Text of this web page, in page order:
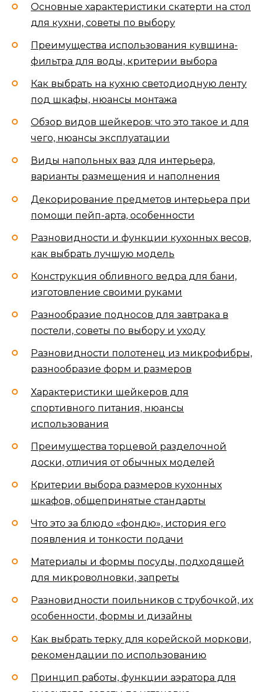
Основные характеристики скатерти на стол
для кухни, советы по выбору
Преимущества использования кувшина-
фильтра для воды, критерии выбора
Как выбрать на кухню светодиодную ленту
под шкафы, нюансы монтажа
Обзор видов шейкеров: что это такое и для
чего, нюансы эксплуатации
Виды напольных ваз для интерьера,
варианты размещения и наполнения
Декорирование предметов интерьера при
помощи пейп-арта, особенности
Разновидности и функции кухонных весов,
как выбрать лучшую модель
Конструкция обливного ведра для бани,
изготовление своими руками
Разнообразие подносов для завтрака в
постели, советы по выбору и уходу
Разновидности полотенец из микрофибры,
разнообразие форм и размеров
Характеристики шейкеров для
спортивного питания, нюансы
использования
Преимущества торцевой разделочной
доски, отличия от обычных моделей
Критерии выбора размеров кухонных
шкафов, общепринятые стандарты
Что это за блюдо «фондю», история его
появления и тонкости подачи
Материалы и формы посуды, подходящей
для микроволновки, запреты
Разновидности поильников с трубочкой, их
особенности, формы и дизайны
Как выбрать терку для корейской моркови,
рекомендации по использованию
Принцип работы, функции аэратора для